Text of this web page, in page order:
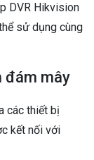
DVR Hikvision
sử dụng cùng
đám mây
các thiết bị
kết nối với